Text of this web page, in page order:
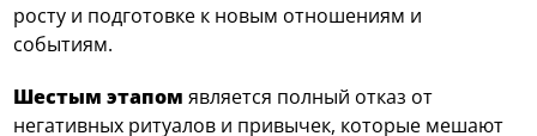
росту и подготовке к новым отношениям и
событиям.
Шестым этапомявляется полный отказ от
негативных ритуалов и привычек, которые мешают